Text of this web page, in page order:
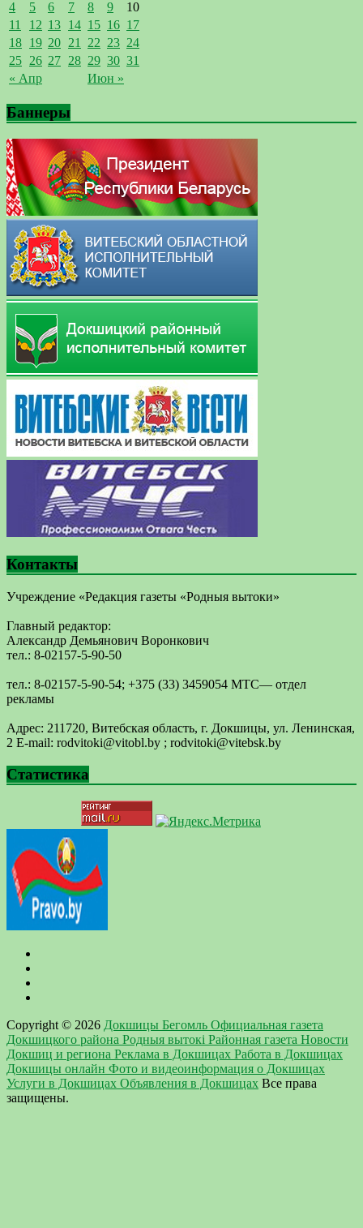
« Апр Июн »
4
5 6 7 8 9
10
11
12 13 14 15 16 17
18 19 20 21 22 23 24
25 26 27 28 29 30 31
Баннеры
Контакты
Учреждение «Редакция газеты «Родныя вытоки»
Главный редактор:
Александр Демьянович Воронкович
тел.: 8-02157-5-90-50
тел.: 8-02157-5-90-54; +375 (33) 3459054 МТС— отдел
рекламы
Адрес: 211720, Витебская область, г. Докшицы, ул. Ленинская,
2 E-mail: ​rodvitoki@​​vitobl​.by ; rodvitoki@vitebsk.by
Статистика
Copyright © 2026 Докшицы Бегомль Официальная газета
Докшицкого района Родныя вытокi Районная газета Новости
Докшиц и региона Реклама в Докшицах Работа в Докшицах
Докшицы онлайн Фото и видеоинформация о Докшицах
Услуги в Докшицах Объявления в Докшицах Все права
защищены.